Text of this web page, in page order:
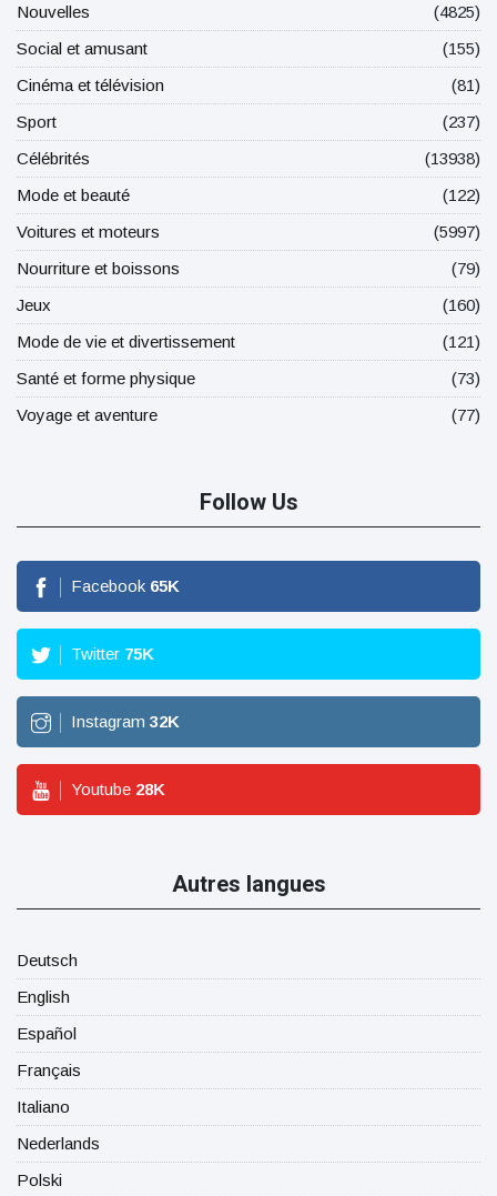
Nouvelles
(4825)
Social et amusant
(155)
Cinéma et télévision
(81)
Sport
(237)
Célébrités
(13938)
Mode et beauté
(122)
Voitures et moteurs
(5997)
Nourriture et boissons
(79)
Jeux
(160)
Mode de vie et divertissement
(121)
Santé et forme physique
(73)
Voyage et aventure
(77)
Follow Us
Facebook 65K
Twitter 75K
Instagram 32K
Youtube 28K
Autres langues
Deutsch
English
Español
Français
Italiano
Nederlands
Polski